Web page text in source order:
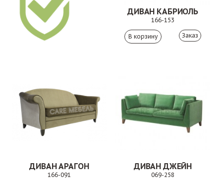
ДИВАН КАБРИОЛЬ
166-153
Заказ
ДИВАН АРАГОН
166-091
ДИВАН ДЖЕЙН
069-258